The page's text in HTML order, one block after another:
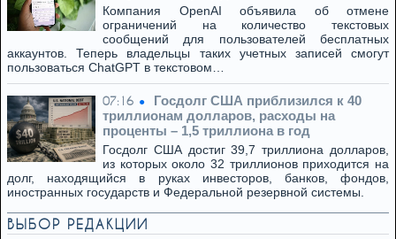
Компания OpenAI объявила об отмене
ограничений на количество текстовых
сообщений для пользователей бесплатных
аккаунтов. Теперь владельцы таких учетных записей смогут
пользоваться ChatGPT в текстовом…
07:16
Госдолг США приблизился к 40
триллионам долларов, расходы на
проценты – 1,5 триллиона в год
Госдолг США достиг 39,7 триллиона долларов,
из которых около 32 триллионов приходится на
долг, находящийся в руках инвесторов, банков, фондов,
иностранных государств и Федеральной резервной системы.
ВЫБОР РЕДАКЦИИ